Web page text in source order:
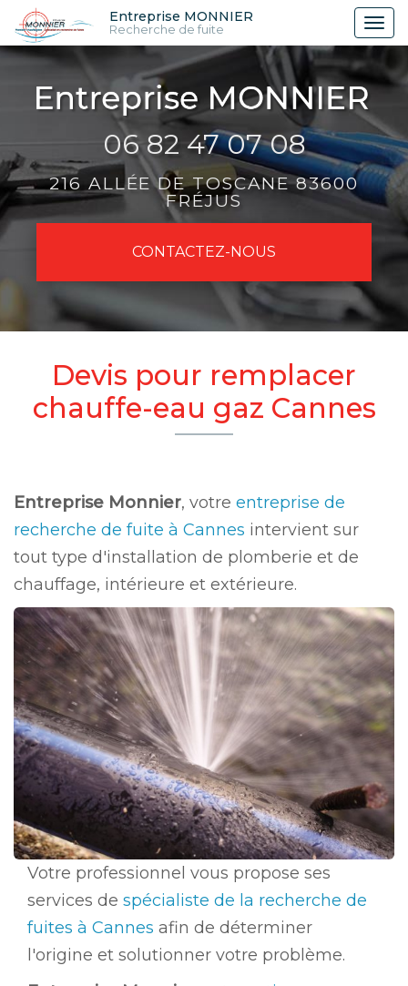
Aller
au
contenu
principal
Entreprise MONNIER
Recherche de fuite
06 82 47 07 08
216 ALLÉE DE TOSCANE 83600
FRÉJUS
CONTACTEZ-NOUS
Devis pour remplacer
chauffe-eau gaz Cannes
Entreprise Monnier, votre entreprise de
recherche de fuite à Cannes intervient sur
tout type d'installation de plomberie et de
chauffage, intérieure et extérieure.
Votre professionnel vous propose ses
services de spécialiste de la recherche de
fuites à Cannes afin de déterminer
l'origine et solutionner votre problème.